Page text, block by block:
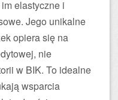
elastyczne i
Jego unikalne
opiera się na
nie
w BIK. To idealne
wsparcia